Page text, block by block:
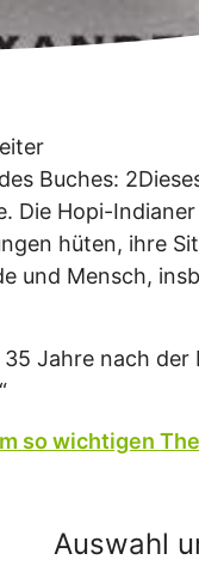
Buches:
Die Hopi-
hüten, ihre
und Mensch,
Jahre nach der
so wichtigen
Auswahl